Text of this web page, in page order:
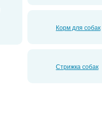
Корм для собак
Стрижка собак